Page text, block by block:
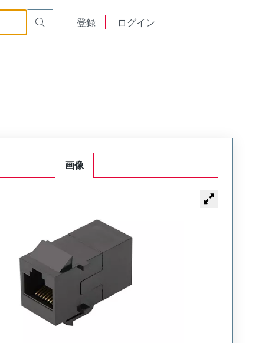
登録 ログイン
画像